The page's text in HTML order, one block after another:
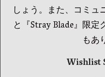
しょう。また、コミ
と『Stray Blade』限
もあ
Wishlist